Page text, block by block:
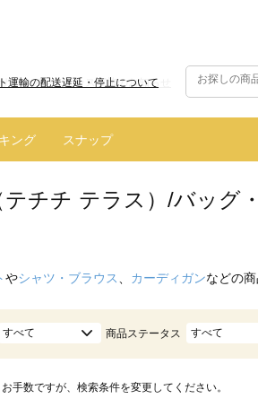
イトメンテナンス実施のお知らせ
運輸の配送遅延・停止について
ング スナップ
テチチ テラス）/バッグ
やシャツ・ブラウス カーディガンなどの
すべて 商品ステータス すべて
手数ですが、検索条件を変更してください。